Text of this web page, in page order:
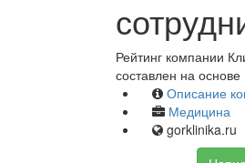
Рейтинг компании
составлен на основе
Описание
Медицина
gorklinika.ru